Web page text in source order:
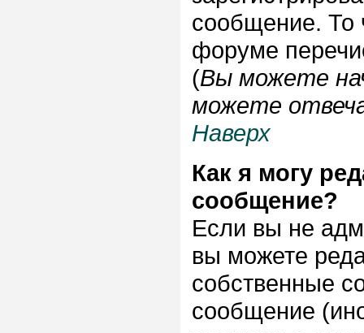
сообщение. То
форуме
(Вы можете
можете
Наверх
Как я могу
сообщение?
Если вы не
вы можете
собственные
сообщение